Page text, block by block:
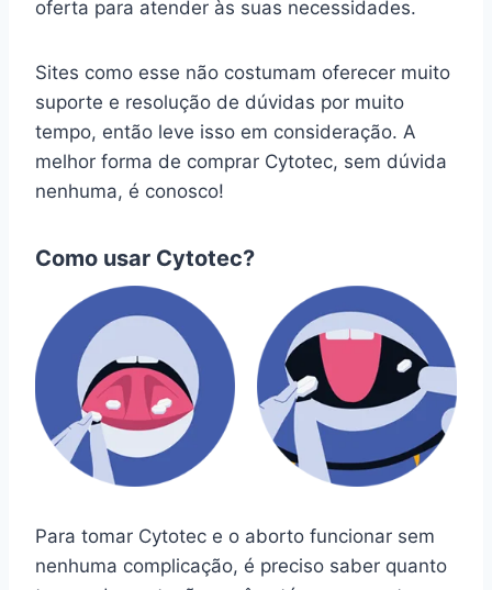
oferta para atender às suas necessidades.
Sites como esse não costumam oferecer muito
suporte e resolução de dúvidas por muito
tempo, então leve isso em consideração. A
melhor forma de comprar Cytotec, sem dúvida
nenhuma, é conosco!
Como usar Cytotec?
Para tomar Cytotec e o aborto funcionar sem
nenhuma complicação, é preciso saber quanto